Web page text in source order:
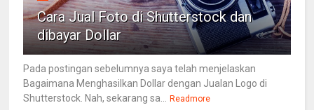
Cara Jual Foto di Shutterstock dan
dibayar Dollar
Pada postingan sebelumnya saya telah menjelaskan
Bagaimana Menghasilkan Dollar dengan Jualan Logo di
Shutterstock. Nah, sekarang sa... Readmore